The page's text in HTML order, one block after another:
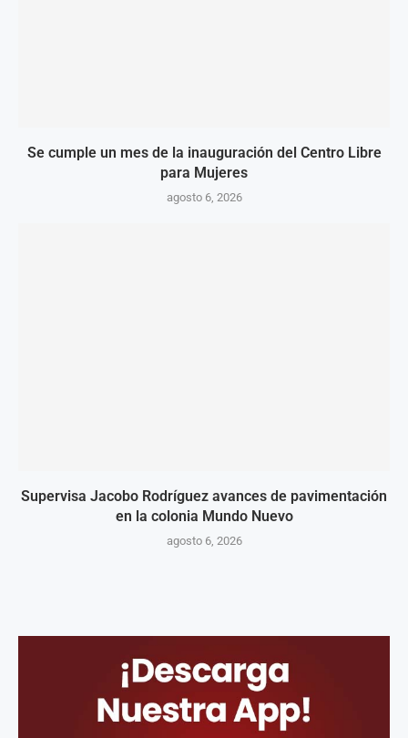
Se cumple un mes de la inauguración del Centro Libre
para Mujeres
agosto 6, 2026
Supervisa Jacobo Rodríguez avances de pavimentación
en la colonia Mundo Nuevo
agosto 6, 2026